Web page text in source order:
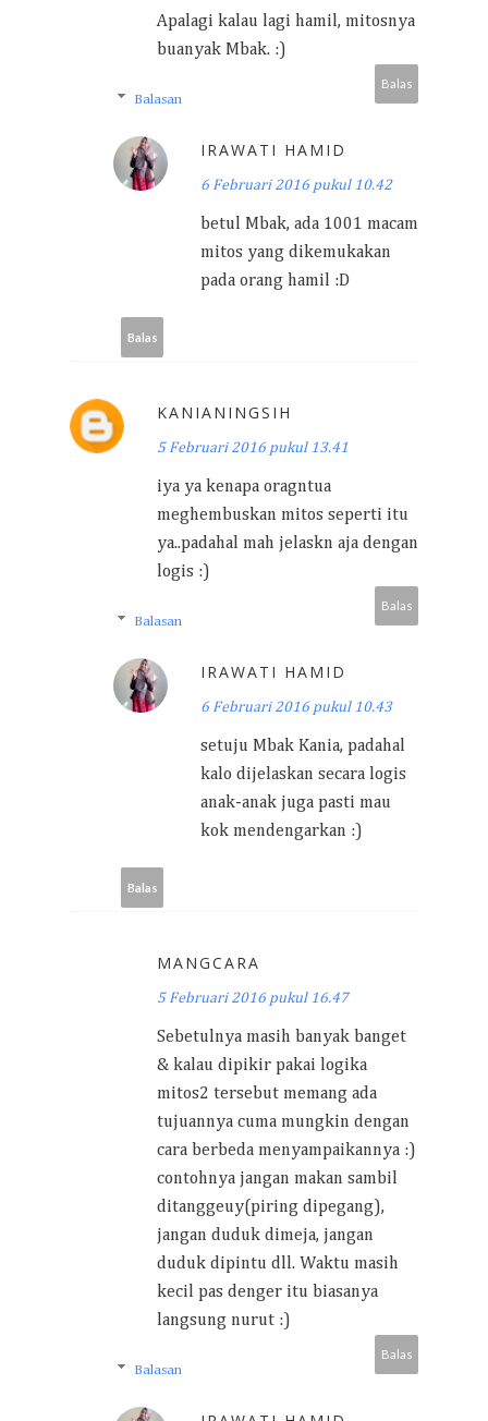
Apalagi kalau lagi hamil, mitosnya
buanyak Mbak. :)
Balas
Balasan
IRAWATI HAMID
6 Februari 2016 pukul 10.42
betul Mbak, ada 1001 macam
mitos yang dikemukakan
pada orang hamil :D
Balas
KANIANINGSIH
5 Februari 2016 pukul 13.41
iya ya kenapa oragntua
meghembuskan mitos seperti itu
ya..padahal mah jelaskn aja dengan
logis :)
Balas
Balasan
IRAWATI HAMID
6 Februari 2016 pukul 10.43
setuju Mbak Kania, padahal
kalo dijelaskan secara logis
anak-anak juga pasti mau
kok mendengarkan :)
Balas
MANGCARA
5 Februari 2016 pukul 16.47
Sebetulnya masih banyak banget
& kalau dipikir pakai logika
mitos2 tersebut memang ada
tujuannya cuma mungkin dengan
cara berbeda menyampaikannya :)
contohnya jangan makan sambil
ditanggeuy(piring dipegang),
jangan duduk dimeja, jangan
duduk dipintu dll. Waktu masih
kecil pas denger itu biasanya
langsung nurut :)
Balas
Balasan